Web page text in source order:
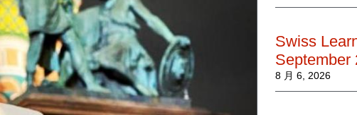
Swiss
September
8 月 6, 2026